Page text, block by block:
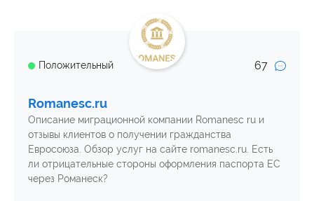
Положительный 67
Romanesc.ru
Описание миграционной компании Romanesc ru и
отзывы клиентов о получении гражданства
Евросоюза. Обзор услуг на сайте romanesc.ru. Есть
ли отрицательные стороны оформления паспорта ЕС
через Романеск?